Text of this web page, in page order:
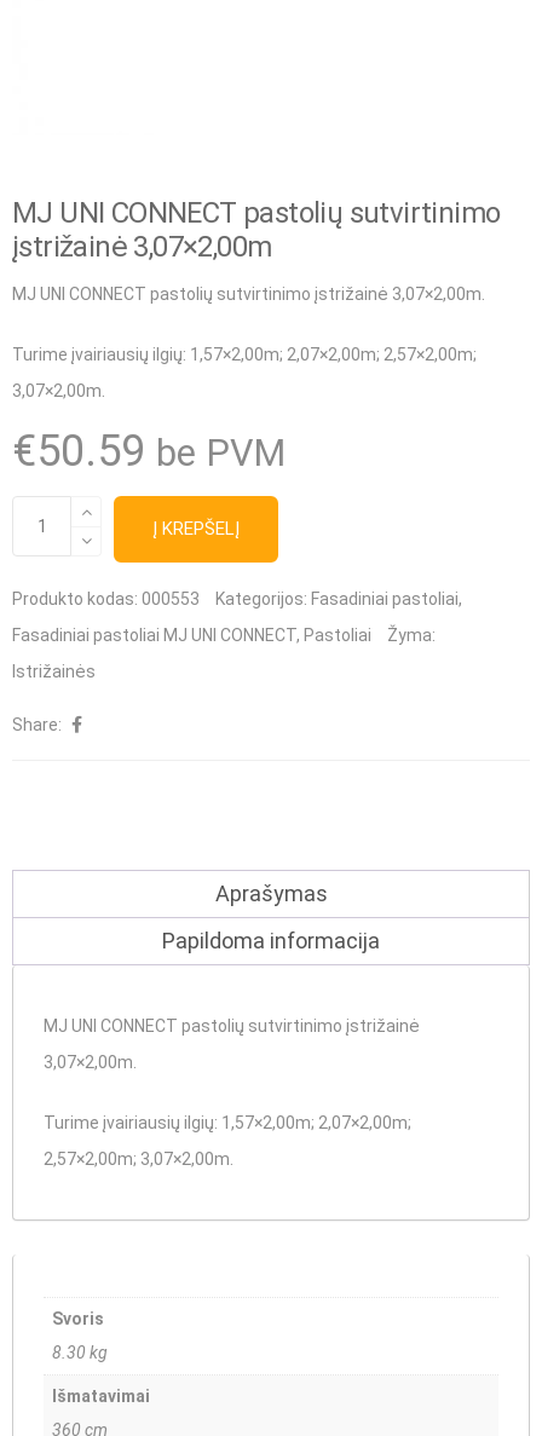
MJ UNI CONNECT pastolių sutvirtinimo
įstrižainė 3,07×2,00m
MJ UNI CONNECT pastolių sutvirtinimo įstrižainė 3,07×2,00m.
Turime įvairiausių ilgių: 1,57×2,00m; 2,07×2,00m; 2,57×2,00m;
3,07×2,00m.
€50.59 be PVM
sutvirtinimo
Į KREPŠELĮ
Produkto kodas: 000553 Kategorijos: Fasadiniai pastoliai,
Fasadiniai pastoliai MJ UNI CONNECT, Pastoliai
Žyma:
Istrižainės
Share:
Aprašymas
Papildoma informacija
MJ UNI CONNECT pastolių sutvirtinimo įstrižainė
3,07×2,00m.
Turime įvairiausių ilgių: 1,57×2,00m; 2,07×2,00m;
2,57×2,00m; 3,07×2,00m.
Svoris
8.30 kg
Išmatavimai
360 cm